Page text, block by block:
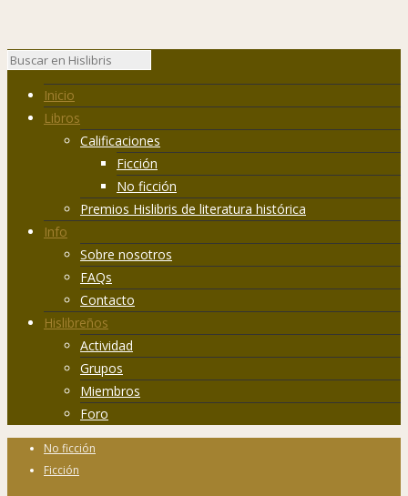
Inicio
Libros
Calificaciones
Ficción
No ficción
Premios Hislibris de literatura histórica
Info
Sobre nosotros
FAQs
Contacto
Hislibreños
Actividad
Grupos
Miembros
Foro
No ficción
Ficción